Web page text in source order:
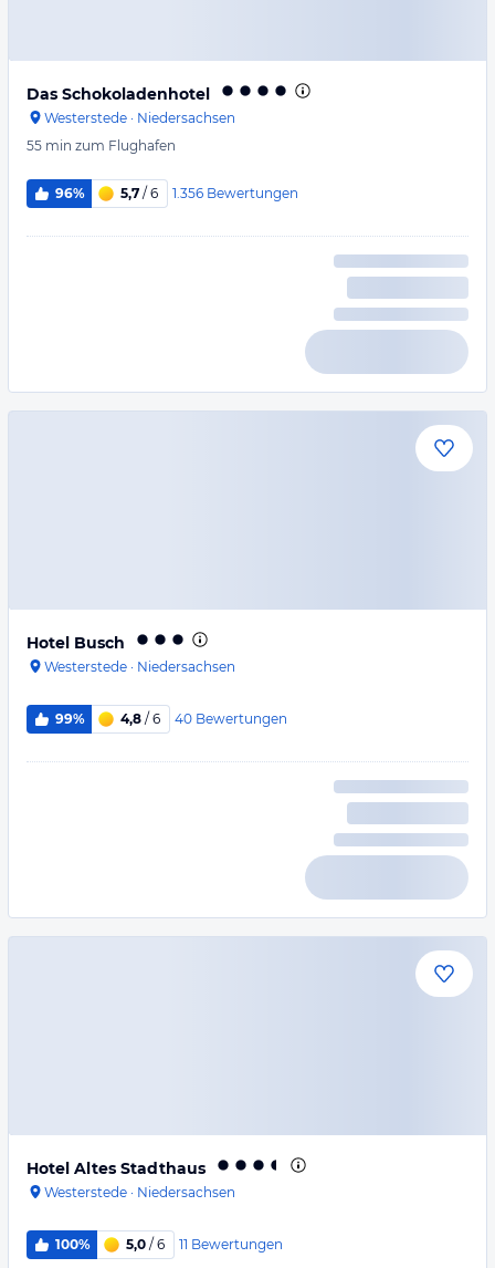
Das Schokoladenhotel
Westerstede · Niedersachsen
55 min zum Flughafen
96% 5,7 / 6 1.356 Bewertungen
Hotel Busch
Westerstede · Niedersachsen
99% 4,8 / 6 40 Bewertungen
Hotel Altes Stadthaus
Westerstede · Niedersachsen
100% 5,0 / 6 11 Bewertungen